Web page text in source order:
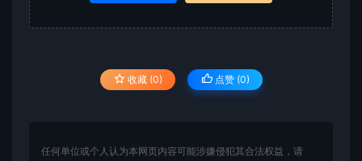
收藏 (0) 点赞 (0)
任何单位或个人认为本网页内容可能涉嫌侵犯其合法权益，请